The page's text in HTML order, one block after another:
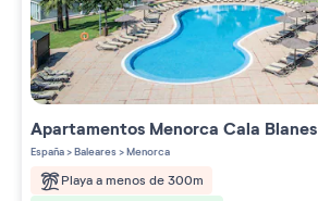
Apartamentos Menorca Cala Blanes
España>Baleares>Menorca
Playa a menos de 300m